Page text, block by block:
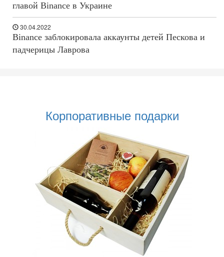
главой Binance в Украине
30.04.2022
Binance заблокировала аккаунты детей Пескова и
падчерицы Лаврова
Корпоративные подарки